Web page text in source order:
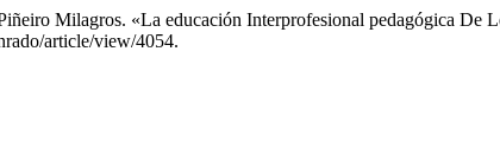
Milagros. «La educación Interprofesional pedagógica De
article/view/4054.